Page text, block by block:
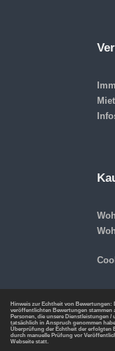
Hinweis zur Echtheit von Bewertungen:
veröffentlichten Bewertungen stammen
Personen, die unsere Dienstleistungen /
tatsächlich in Anspruch genommen
Überprüfung der Echtheit der erfolgten
durch manuelle Prüfung vor
Webseite statt.